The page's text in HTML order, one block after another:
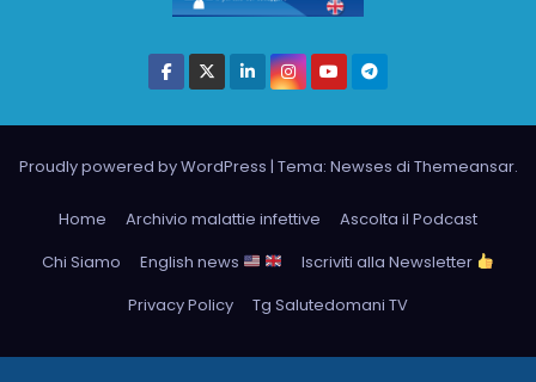
Proudly powered by WordPress | Tema: Newses di Themeansar.
Home Archivio malattie infettive
Ascolta il Podcast
Chi Siamo
English news
Iscriviti alla Newsletter
Privacy Policy
Tg Salutedomani TV